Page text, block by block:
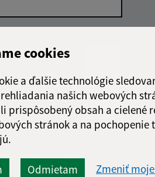
cookies
a ďalšie technológie
našich webových
prispôsobený obsah a cielené
stránok a na
Odmietam Zmeniť
správu